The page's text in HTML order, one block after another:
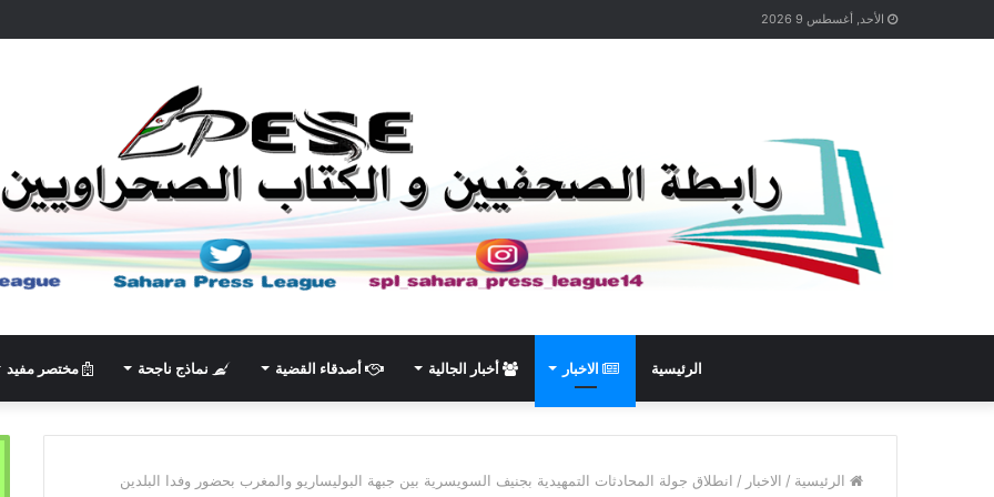
الأحد, أغسطس 9 2026
الرئيسية الاخبار أخبار الجالية أصدقاء القضية نماذج ناجحة مختصر مفيد
الرئيسية / الاخبار / انطلاق جولة المحادثات التمهيدية بجنيف السويسرية بين جبهة البوليساريو والمغرب بحضور وفدا البلدين